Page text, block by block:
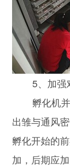
5、加强
孵化机并
出雏与通风
孵化开始的
加，后期应